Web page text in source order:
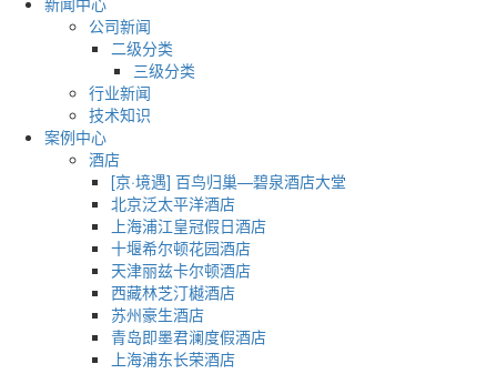
公司新闻
二级分类
三级分类
行业新闻
技术知识
案例中心
酒店
[京·境遇] 百鸟归巢—碧泉酒店大堂
北京泛太平洋酒店
上海浦江皇冠假日酒店
十堰希尔顿花园酒店
天津丽兹卡尔顿酒店
西藏林芝汀樾酒店
苏州豪生酒店
青岛即墨君澜度假酒店
上海浦东长荣酒店